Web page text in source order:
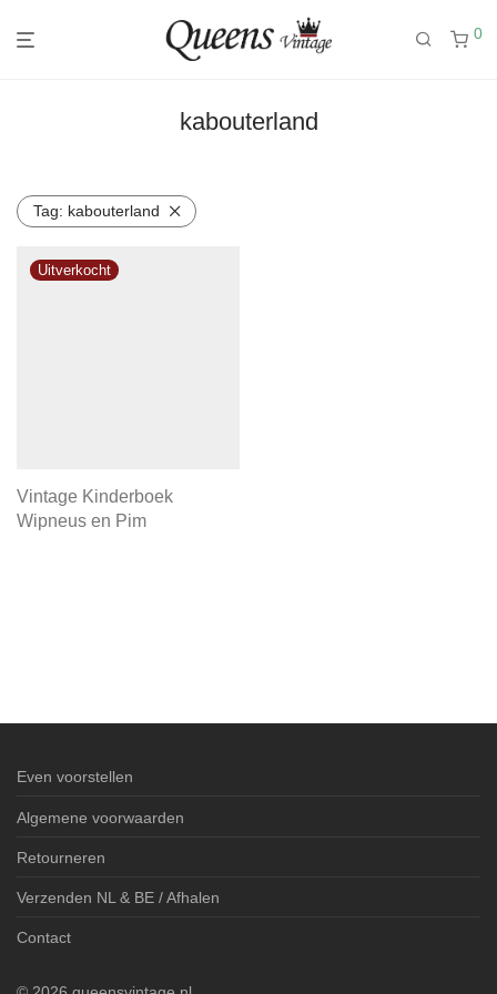
0
kabouterland
Tag: kabouterland
Vintage Kinderboek
Wipneus en Pim
Even voorstellen
Algemene voorwaarden
Retourneren
Verzenden NL & BE / Afhalen
Contact